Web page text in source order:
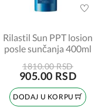
Rilastil Sun PPT losion
posle sunčanja 400ml
1810.00 RSD
905.00 RSD
DODAJ U KORPU